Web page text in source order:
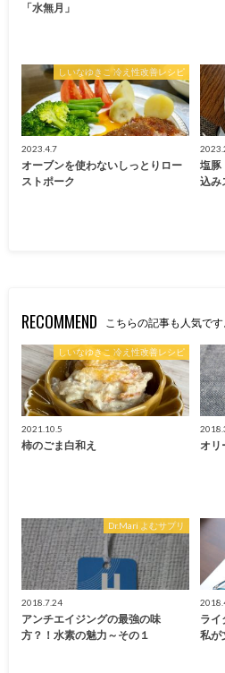
「水無月」
しいなゆきこ 冷え性改善レシピ
2023.4.7
オーブンを使わないしっとりロー
ストポーク
塩豚
込み
RECOMMEND こちらの記事も人気です
しいなゆきこ 冷え性改善レシピ
2021.10.5
柿のごま白和え オリ
Dr.Mari よむサプリ
2018.7.24
アンチエイジングの最強の味
方？！水素の魅力～その１
ライ
私が